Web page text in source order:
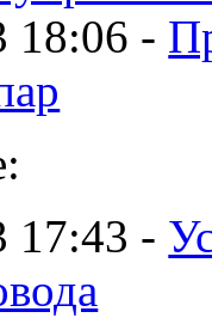
18:06 -
17:43 -